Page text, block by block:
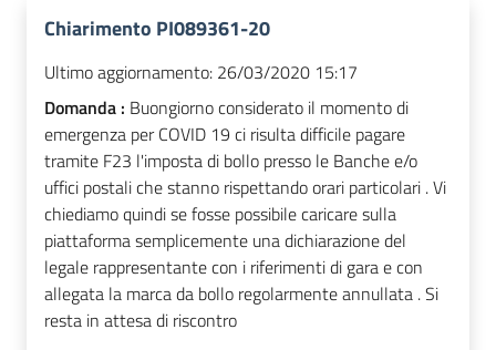
Chiarimento PI089361-20
Ultimo aggiornamento: 26/03/2020 15:17
Domanda : Buongiorno considerato il momento di
emergenza per COVID 19 ci risulta difficile pagare
tramite F23 l'imposta di bollo presso le Banche e/o
uffici postali che stanno rispettando orari particolari . Vi
chiediamo quindi se fosse possibile caricare sulla
piattaforma semplicemente una dichiarazione del
legale rappresentante con i riferimenti di gara e con
allegata la marca da bollo regolarmente annullata . Si
resta in attesa di riscontro